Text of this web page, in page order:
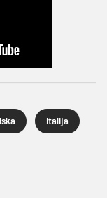
Italija